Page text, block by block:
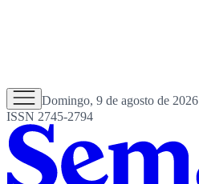
Domingo, 9 de agosto de 2026
ISSN 2745-2794